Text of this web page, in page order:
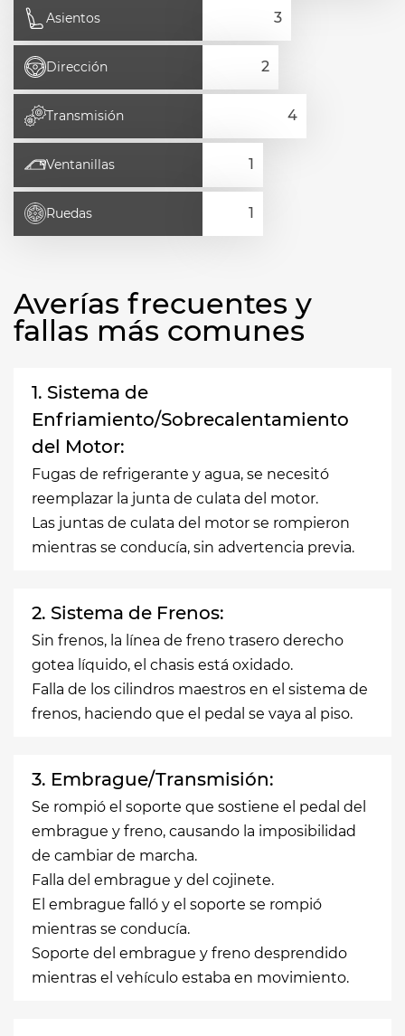
Asientos
Dirección
Transmisión
Ventanillas
Ruedas
Averías frecuentes y
fallas más comunes
1. Sistema de
Enfriamiento/Sobrecalentamiento
del Motor:
Fugas de refrigerante y agua, se necesitó
reemplazar la junta de culata del motor.
Las juntas de culata del motor se rompieron
mientras se conducía, sin advertencia previa.
2. Sistema de Frenos:
Sin frenos, la línea de freno trasero derecho
gotea líquido, el chasis está oxidado.
Falla de los cilindros maestros en el sistema de
frenos, haciendo que el pedal se vaya al piso.
3. Embrague/Transmisión:
Se rompió el soporte que sostiene el pedal del
embrague y freno, causando la imposibilidad
de cambiar de marcha.
Falla del embrague y del cojinete.
El embrague falló y el soporte se rompió
mientras se conducía.
Soporte del embrague y freno desprendido
mientras el vehículo estaba en movimiento.